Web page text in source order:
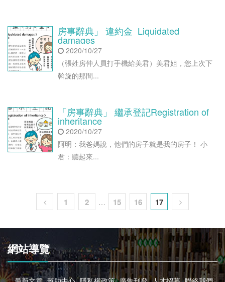
房事辭典」 違約金 Liquidated
damages
2020/10/27
（張姓房仲人員打手機給美君）美君姐，您上次下
斡旋的那間...
「房事辭典」 繼承登記Registration of
inheritance
2020/10/27
阿明：我爸媽說，他們的房子就是我的房子！ 小
君：聽起來...
1 2 … 15 16 17
網站導覽